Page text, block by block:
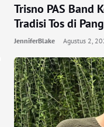
Trisno PAS Band
Tradisi Tos di
JenniferBlake Agustus 2,